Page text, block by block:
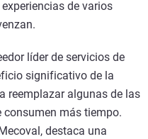
de varios
líder de servicios de
significativo de la
reemplazar algunas de las
más tiempo.
destaca una